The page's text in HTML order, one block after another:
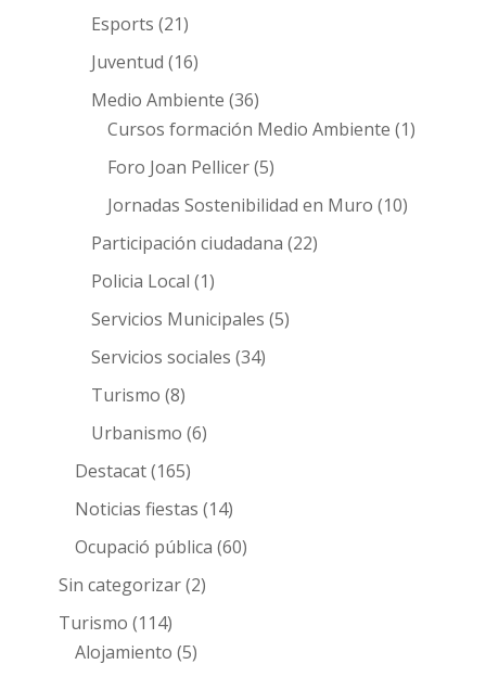
Esports (21)
Juventud (16)
Medio Ambiente (36)
Cursos formación Medio Ambiente (1)
Foro Joan Pellicer(5)
Jornadas Sostenibilidad en Muro (10)
Participación ciudadana (22)
Policia Local (1)
Servicios Municipales (5)
Servicios sociales (34)
Turismo (8)
Urbanismo (6)
Destacat(165)
Noticias fiestas (14)
Ocupació pública (60)
Sin categorizar(2)
Turismo (114)
Alojamiento (5)